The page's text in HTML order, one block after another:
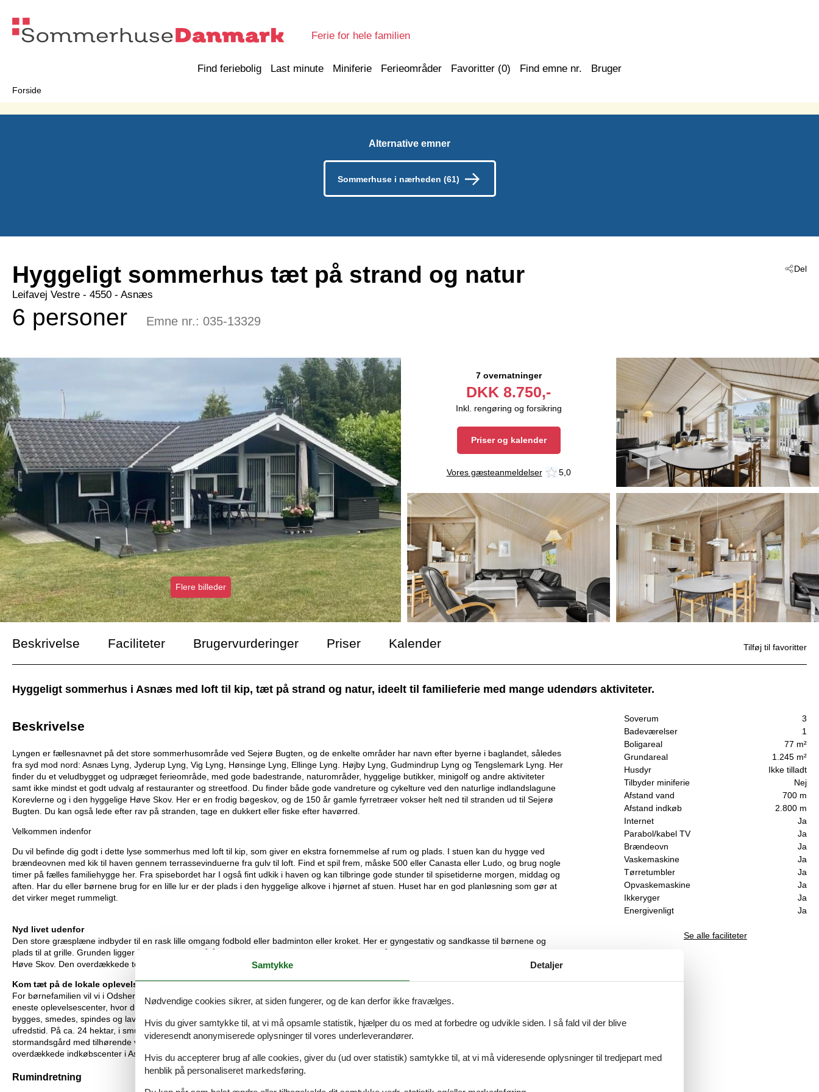
Ferie for hele familien
Find feriebolig Last minute Miniferie Ferieområder Favoritter (0) Find emne nr. Bruger
Forside
Alternative emner
Sommerhuse i nærheden (61)
Del
Hyggeligt sommerhus tæt på strand og natur
Leifavej Vestre - 4550 - Asnæs
6 personer Emne nr.: 035-13329
Flere billeder
7 overnatninger
DKK 8.750,-
Inkl. rengøring og forsikring
Priser og kalender
Vores gæsteanmeldelser 5,0
Beskrivelse Faciliteter Brugervurderinger Priser Kalender
Hyggeligt sommerhus i Asnæs med loft til kip, tæt på strand og natur, ideelt til familieferie med mange udendørs aktiviteter.
Soverum
3
Badeværelser
1
Boligareal
77 m²
Grundareal
1.245 m²
Husdyr
Ikke tilladt
Tilbyder miniferie
Nej
Afstand vand
700 m
Afstand indkøb
2.800 m
Internet
Ja
Parabol/kabel TV
Ja
Brændeovn
Ja
Vaskemaskine
Ja
Tørretumbler
Ja
Opvaskemaskine
Ja
Ikkeryger
Ja
Energivenligt
Ja
Se alle faciliteter
Tilføj til favoritter
Beskrivelse
Lyngen er fællesnavnet på det store sommerhusområde ved Sejerø Bugten, og de enkelte områder har navn efter byerne i baglandet, således
fra syd mod nord: Asnæs Lyng, Jyderup Lyng, Vig Lyng, Hønsinge Lyng, Ellinge Lyng. Højby Lyng, Gudmindrup Lyng og Tengslemark Lyng. Her
finder du et veludbygget og udpræget ferieområde, med gode badestrande, naturområder, hyggelige butikker, minigolf og andre aktiviteter
samt ikke mindst et godt udvalg af restauranter og streetfood. Du finder både gode vandreture og cykelture ved den naturlige indlandslagune
Korevlerne og i den hyggelige Høve Skov. Her er en frodig bøgeskov, og de 150 år gamle fyrretræer vokser helt ned til stranden ud til Sejerø
Bugten. Du kan også lede efter rav på stranden, tage en dukkert eller fiske efter havørred.
Velkommen indenfor
Du vil befinde dig godt i dette lyse sommerhus med loft til kip, som giver en ekstra fornemmelse af rum og plads. I stuen kan du hygge ved
brændeovnen med kik til haven gennem terrassevinduerne fra gulv til loft. Find et spil frem, måske 500 eller Canasta eller Ludo, og brug nogle
timer på fælles familiehygge her. Fra spisebordet har I også fint udkik i haven og kan tilbringe gode stunder til spisetiderne morgen, middag og
aften. Har du eller børnene brug for en lille lur er der plads i den hyggelige alkove i hjørnet af stuen. Huset har en god planløsning som gør at
det virker meget rummeligt.
Nyd livet udenfor
Den store græsplæne indbyder til en rask lille omgang fodbold eller badminton eller kroket. Her er gyngestativ og sandkasse til børnene og
plads til at grille. Grunden ligger fint placeret tæt på åbne marker og i et fredeligt sommerhusområ
Høve Skov. Den overdækkede terrasse, forlænger de kø
lige sommerafteners udeliv og hygge.
Kom tæt på de lokale oplevelser
For børnefamilien vil vi i Odsherred anbefale et besøg hos Ulvsborgs Historiske Værksted i Asnæs. Ulvsborg Historisk Værksted er landets
eneste oplevelsescenter, hvor du kan besøge Danmark i brydningstiden mellem vikingetid og middelalder. Her kan alle
bygges, smedes, spindes og laves mad. Gården og haverne skal plejes og vedligeholdes, og der skal trænes i sværdkamp og bueskydning til
ufredstid. På ca. 24 hektar, i smuk natur, med marker, enge, skove og vandhuller, er Ulvsborg et rekonstrueret
miljø omkring en befæstet
stormandsgård med tilhørende værkstedsbygninger, haver, og husdyr. Hvis det regner eller er overskyet en dag, så
overdækkede indkøbscenter i Asnæs eller besøg Odsherreds Kunstmuseum.
Rumindretning
Samtykke Detaljer
Nødvendige cookies sikrer, at siden fungerer, og de kan derfor ikke fravælges.
Hvis du giver samtykke til, at vi må opsamle statistik, hjælper du os med at forbedre og udvikle siden. I så fald vil der blive
videresendt anonymiserede oplysninger til vores underleverandører.
Hvis du accepterer brug af alle cookies, giver du (ud over statistik) samtykke til, at vi må videresende oplysninger til tredjepart med
henblik på personaliseret markedsføring.